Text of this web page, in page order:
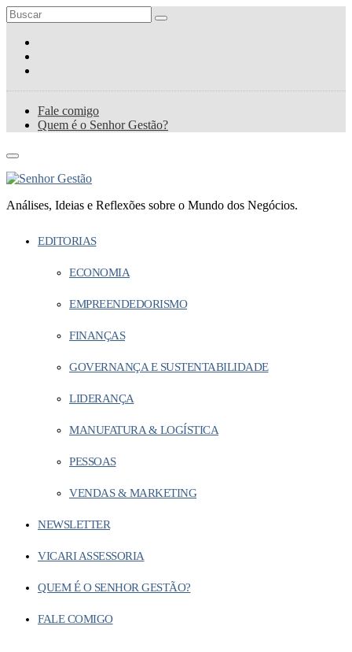
Fale comigo
Quem é o Senhor Gestão?
Análises, Ideias e Reflexões sobre o Mundo dos Negócios.
EDITORIAS
ECONOMIA
EMPREENDEDORISMO
FINANÇAS
GOVERNANÇA E SUSTENTABILIDADE
LIDERANÇA
MANUFATURA & LOGÍSTICA
PESSOAS
VENDAS & MARKETING
NEWSLETTER
VICARI ASSESSORIA
QUEM É O SENHOR GESTÃO?
FALE COMIGO